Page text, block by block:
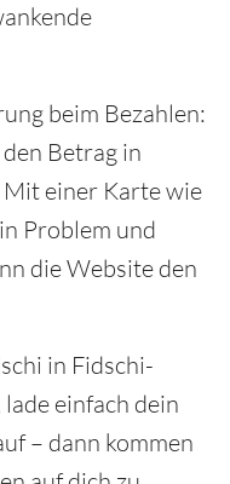
beim Bezahlen:
Betrag in
einer Karte wie
Problem und
die Website den
in Fidschi-
einfach dein
– dann kommen